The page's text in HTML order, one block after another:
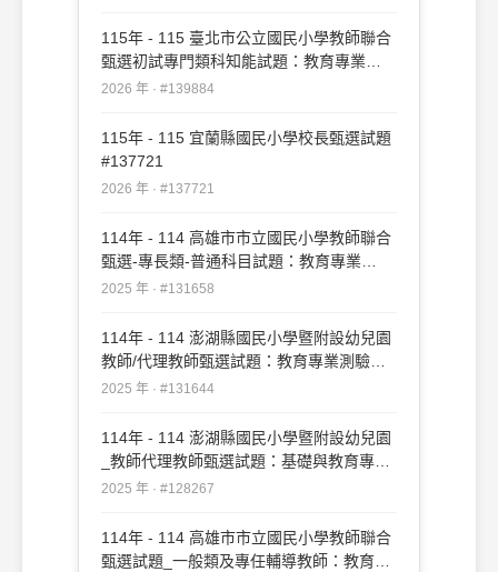
115年 - 115 臺北市公立國民小學教師聯合
甄選初試專門類科知能試題：教育專業
#139884
2026 年 · #139884
115年 - 115 宜蘭縣國民小學校長甄選試題
#137721
2026 年 · #137721
114年 - 114 高雄市市立國民小學教師聯合
甄選-專長類-普通科目試題：教育專業
#131658
2025 年 · #131658
114年 - 114 澎湖縣國民小學暨附設幼兒園
教師/代理教師甄選試題：教育專業測驗
#131644
2025 年 · #131644
114年 - 114 澎湖縣國民小學暨附設幼兒園
_教師代理教師甄選試題：基礎與教育專業
測驗#128267
2025 年 · #128267
114年 - 114 高雄市市立國民小學教師聯合
甄選試題_一般類及專任輔導教師：教育專